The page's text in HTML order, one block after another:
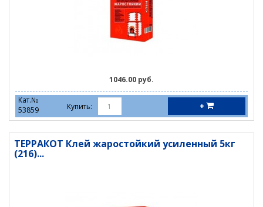
1046.00 руб.
Кат.№
53859
Купить: +
ТЕРРАКОТ Клей жаростойкий усиленный 5кг
(216)...